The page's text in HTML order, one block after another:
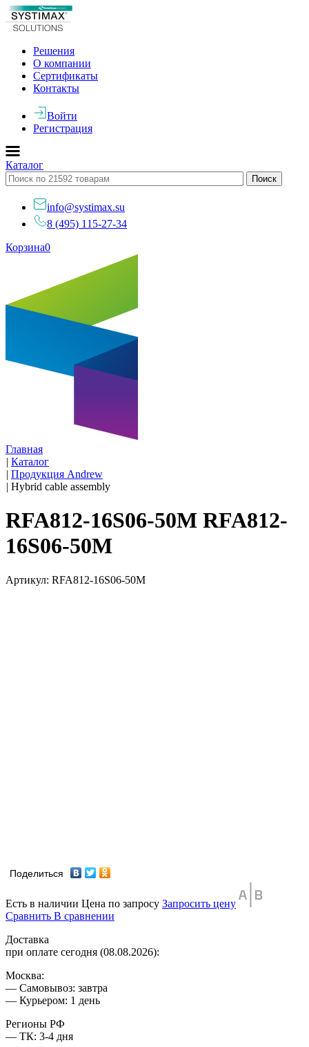
Решения
О компании
Сертификаты
Контакты
Войти
Регистрация
Каталог
info@systimax.su
8 (495) 115-27-34
Корзина0
Главная
| Каталог
| Продукция Andrew
| Hybrid cable assembly
RFA812-16S06-50M RFA812-
16S06-50M
Артикул: RFA812-16S06-50M
Поделиться
Есть в наличии Цена по запросу Запросить цену
Сравнить В сравнении
Доставка
при оплате сегодня (08.08.2026):
Москва:
— Самовывоз: завтра
— Курьером: 1 день
Регионы РФ
— ТК: 3-4 дня